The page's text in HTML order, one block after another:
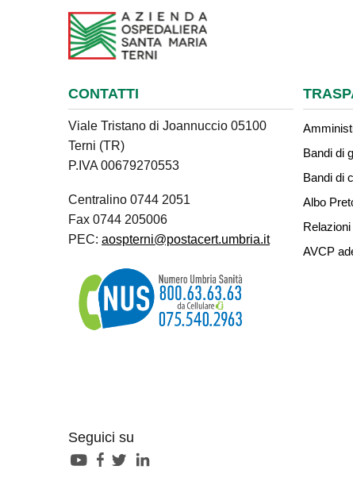
CONTATTI
Viale Tristano di Joannuccio 05100
Terni (TR)
P.IVA 00679270553
Centralino 0744 2051
Fax 0744 205006
PEC: aospterni@postacert.umbria.it
Seguici su
Bandi di
Bandi di
Albo
AVCP